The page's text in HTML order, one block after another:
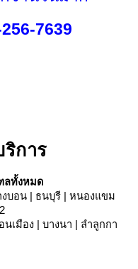
7639
การ
ลทั้งหมด
งบอน | ธนบุรี | หนองแขม
เมือง | บางนา | ลำลูกกา